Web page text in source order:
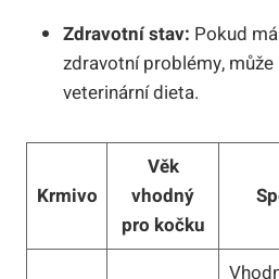
Zdravotní stav: Pokud
zdravotní problémy,
veterinární dieta.
Krmivo
Věk
vhodný
pro kočku